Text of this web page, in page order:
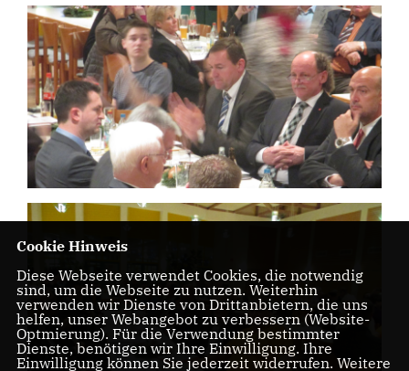
Cookie Hinweis
Diese Webseite verwendet Cookies, die notwendig
sind, um die Webseite zu nutzen. Weiterhin
verwenden wir Dienste von Drittanbietern, die uns
helfen, unser Webangebot zu verbessern (Website-
Optmierung). Für die Verwendung bestimmter
Dienste, benötigen wir Ihre Einwilligung. Ihre
Einwilligung können Sie jederzeit widerrufen. Weitere